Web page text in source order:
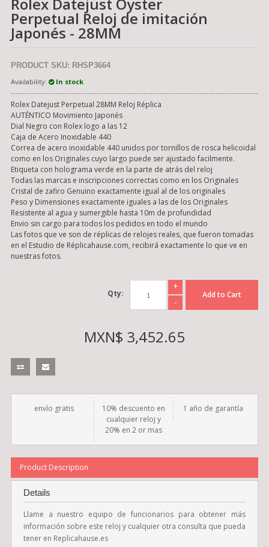
Rolex Datejust Oyster
Perpetual Reloj de imitación
Japonés - 28MM
PRODUCT SKU: RHSP3664
Availability:
In stock
Rolex Datejust Perpetual 28MM Reloj Réplica
AUTÉNTICO Movimiento Japonés
Dial Negro con Rolex logo a las 12
Caja de Acero Inoxidable 440
Correa de acero inoxidable 440 unidos por tornillos de rosca helicoidal
como en los Originales cuyo largo puede ser ajustado facilmente.
Etiqueta con holograma verde en la parte de atrás del reloj
Todas las marcas e inscripciones correctas como en los Originales
Cristal de zafiro Genuino exactamente igual al de los originales
Peso y Dimensiones exactamente iguales a las de los Originales
Resistente al agua y sumergible hasta 10m de profundidad
Envio sin cargo para todos los pedidos en todo el mundo
Las fotos que ve son de réplicas de relojes reales, que fueron tomadas
en el Estudio de Réplicahause.com, recibirá exactamente lo que ve en
nuestras fotos.
Qty:
+
-
Add to Cart
MXN$ 3,452.65
envío gratis
10% descuento en
cualquier reloj y
20% en 2 or mas
1 año de garantía
Product Description
Details
Llame a nuestro equipo de funcionarios para obtener más
información sobre este reloj y cualquier otra consulta que pueda
tener en Replicahause.es